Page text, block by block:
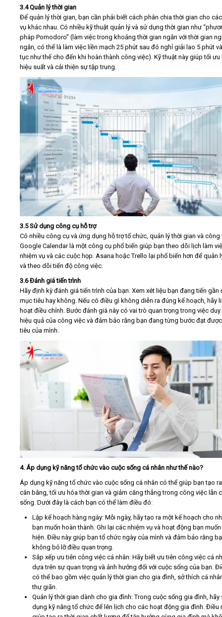
3.4 Quản lý thời gian
Để quản lý thời gian, bạn cần phải biết cách phân chia thời gian cho
vụ khác nhau. Có nhiều kỹ thuật quản lý và sử dụng thời gian như
pháp Pomodoro” (làm việc trong khoảng thời gian ngắn với thời gian
ngắn, có thể là làm việc liền mạch 25 phút sau đó nghỉ giải lao 5 phút
tục như thế cho đến khi hoàn thành công việc). Kỹ thuật này giúp tối ưu
hiệu suất và cải thiện sự tập trung.
3.5 Sử dụng công cụ hỗ trợ
Có nhiều công cụ và ứng dụng hỗ trợ tổ chức, quản lý thời gian và công
Google Calendar là một công cụ phổ biến giúp bạn theo dõi lịch làm
nhiệm vụ và các cuộc họp. Asana hoặc Trello lại phổ biến hơn để quản
và theo dõi tiến độ công việc.
3.6 Đánh giá tiến trình
Hãy định kỳ đánh giá tiến trình của bạn. Xem xét liệu bạn đang tiến gần
mục tiêu hay không. Nếu có điều gì không diễn ra đúng kế hoạch, hãy
hoạt điều chỉnh. Bước đánh giá này có vai trò quan trọng trong việc
hiệu quả của công việc và đảm bảo rằng bạn đang từng bước đạt
tiêu của mình.
4. Áp dụng kỹ năng tổ chức vào cuộc sống cá nhân như thế nào?
Áp dụng kỹ năng tổ chức vào cuộc sống cá nhân có thể giúp bạn tạo
cân bằng, tối ưu hóa thời gian và giảm căng thẳng trong công việc lẫn
sống. Dưới đây là cách bạn có thể làm điều đó:
Lập kế hoạch hàng ngày: Mỗi ngày, hãy tạo ra một kế hoạch cho
bạn muốn hoàn thành. Ghi lại các nhiệm vụ và hoạt động bạn
hiện. Điều này giúp bạn tổ chức ngày của mình và đảm bảo rằng
không bỏ lỡ điều quan trọng.
Sắp xếp ưu tiên công việc cá nhân: Hãy biết ưu tiên công việc cá
dựa trên sự quan trọng và ảnh hưởng đối với cuộc sống của bạn.
có thể bao gồm việc quản lý thời gian cho gia đình, sở thích cá
thư giãn.
Quản lý thời gian dành cho gia đình: Trong cuộc sống gia đình, hãy
dụng kỹ năng tổ chức để lên lịch cho các hoạt động gia đình. Điều